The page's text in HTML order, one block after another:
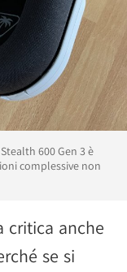
600 Gen 3 è
complessive non
critica anche
se si